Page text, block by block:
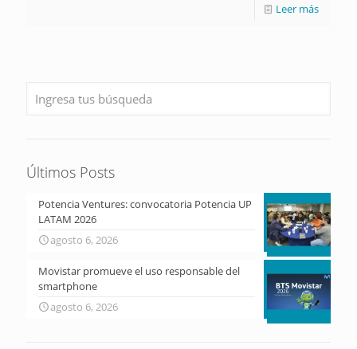
Leer más
Últimos Posts
Potencia Ventures: convocatoria Potencia UP
LATAM 2026
agosto 6, 2026
Movistar promueve el uso responsable del
smartphone
agosto 6, 2026